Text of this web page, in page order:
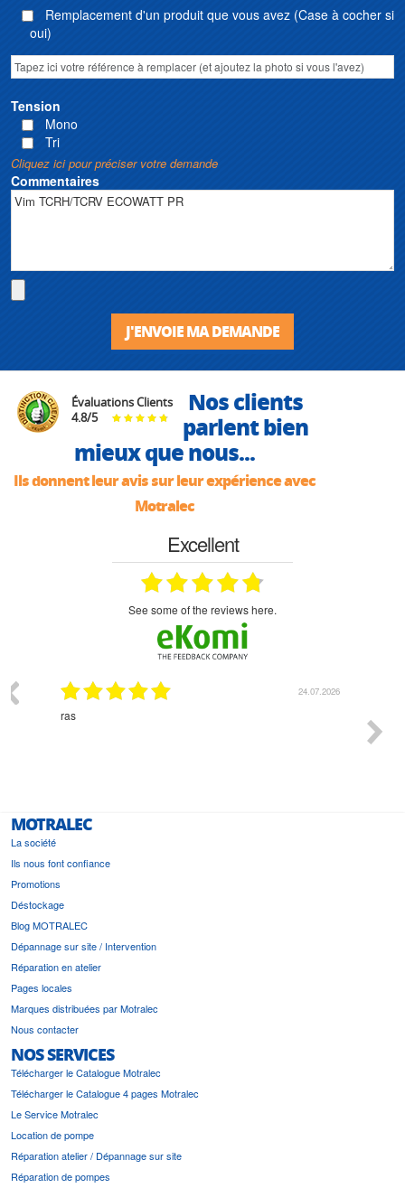
Remplacement d'un produit que vous avez (Case à cocher si
oui)
Tension
Mono
Tri
Cliquez ici pour préciser votre demande
Commentaires
J'ENVOIE MA DEMANDE
Évaluations Clients
4.8/5
Nos clients
parlent bien
mieux que nous...
Ils donnent leur avis sur leur expérience avec
Motralec
Excellent
see some of the reviews here.
24.07.2026
ras
MOTRALEC
La société
Ils nous font confiance
Promotions
Déstockage
Blog MOTRALEC
Dépannage sur site / Intervention
Réparation en atelier
Pages locales
Marques distribuées par Motralec
Nous contacter
NOS SERVICES
Télécharger le Catalogue Motralec
Télécharger le Catalogue 4 pages Motralec
Le Service Motralec
Location de pompe
Réparation atelier / Dépannage sur site
Réparation de pompes